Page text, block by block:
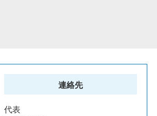
連絡先
代表